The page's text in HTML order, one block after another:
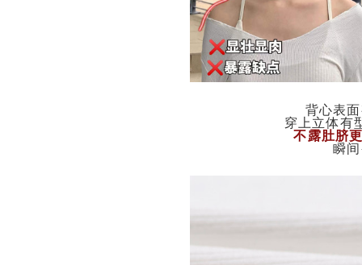
背心表
穿上立体有
不露肚脐
瞬